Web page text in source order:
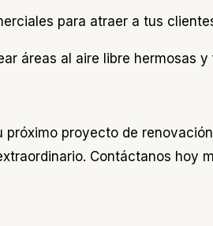
para atraer a tus
áreas al aire libre hermosas y
proyecto de
Contáctanos hoy